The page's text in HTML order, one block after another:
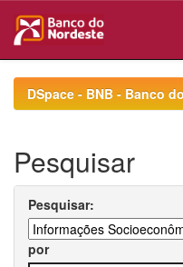
navigationDSpace - BNB - Banco
Pesquisar
Pesquisar:
por